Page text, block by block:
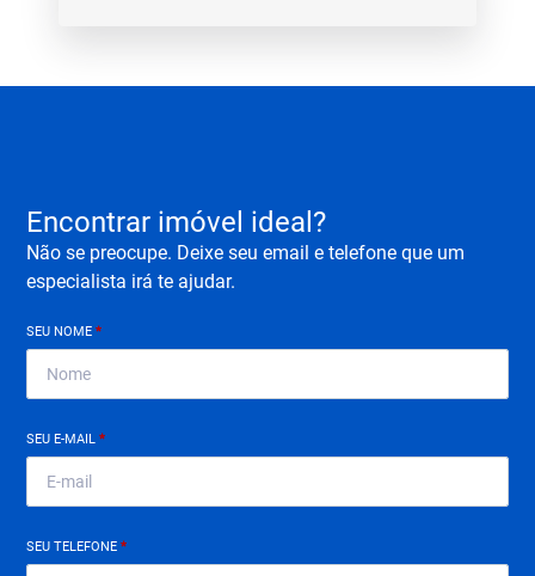
Encontrar imóvel ideal?
Não se preocupe. Deixe seu email e telefone que um
especialista irá te ajudar.
SEU NOME*
SEU E-MAIL*
SEU TELEFONE*